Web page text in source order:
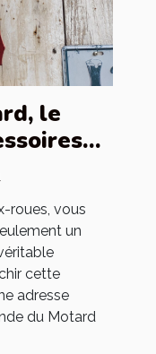
le
roues, vous
un
cette
adresse
du Motard